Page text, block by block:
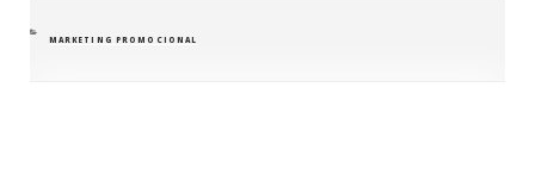
CATEGORIAS
MARKETING PROMOCIONAL